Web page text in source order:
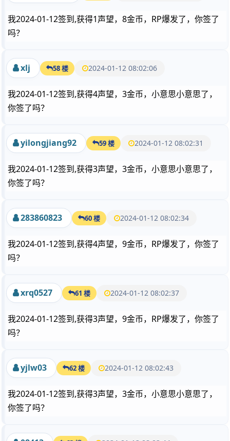
我2024-01-12签到,获得1声望，8金币，RP爆发了，你签了
吗？
xlj 58 楼 2024-01-12 08:02:06
我2024-01-12签到,获得4声望，3金币，小意思小意思了，
你签了吗？
yilongjiang92 59 楼 2024-01-12 08:02:31
我2024-01-12签到,获得3声望，3金币，小意思小意思了，
你签了吗？
283860823 60 楼 2024-01-12 08:02:34
我2024-01-12签到,获得4声望，9金币，RP爆发了，你签了
吗？
xrq0527 61 楼 2024-01-12 08:02:37
我2024-01-12签到,获得3声望，9金币，RP爆发了，你签了
吗？
yjlw03 62 楼 2024-01-12 08:02:43
我2024-01-12签到,获得3声望，3金币，小意思小意思了，
你签了吗？